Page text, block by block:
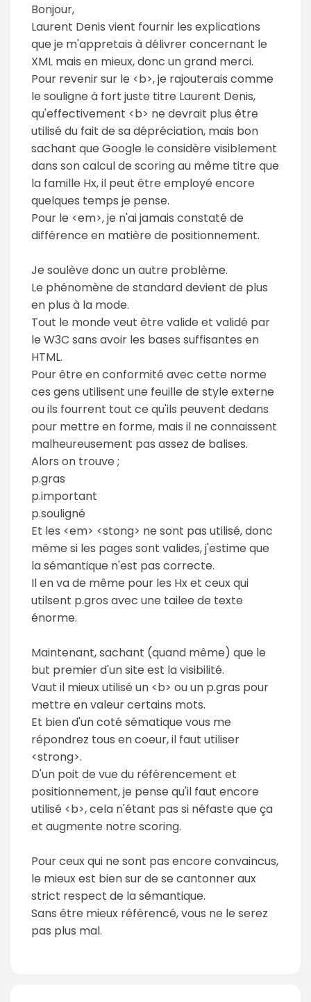
Bonjour,
Laurent Denis vient fournir les explications
que je m'appretais à délivrer concernant le
XML mais en mieux, donc un grand merci.
Pour revenir sur le <b>, je rajouterais comme
le souligne à fort juste titre Laurent Denis,
qu'effectivement <b> ne devrait plus être
utilisé du fait de sa dépréciation, mais bon
sachant que Google le considère visiblement
dans son calcul de scoring au même titre que
la famille Hx, il peut être employé encore
quelques temps je pense.
Pour le <em>, je n'ai jamais constaté de
différence en matière de positionnement.
Je soulève donc un autre problème.
Le phénomène de standard devient de plus
en plus à la mode.
Tout le monde veut être valide et validé par
le W3C sans avoir les bases suffisantes en
HTML.
Pour être en conformité avec cette norme
ces gens utilisent une feuille de style externe
ou ils fourrent tout ce qu'ils peuvent dedans
pour mettre en forme, mais il ne connaissent
malheureusement pas assez de balises.
Alors on trouve ;
p.gras
p.important
p.souligné
Et les <em> <stong> ne sont pas utilisé, donc
même si les pages sont valides, j'estime que
la sémantique n'est pas correcte.
Il en va de même pour les Hx et ceux qui
utilsent p.gros avec une tailee de texte
énorme.
Maintenant, sachant (quand même) que le
but premier d'un site est la visibilité.
Vaut il mieux utilisé un <b> ou un p.gras pour
mettre en valeur certains mots.
Et bien d'un coté sématique vous me
répondrez tous en coeur, il faut utiliser
<strong>.
D'un poit de vue du référencement et
positionnement, je pense qu'il faut encore
utilisé <b>, cela n'étant pas si néfaste que ça
et augmente notre scoring.
Pour ceux qui ne sont pas encore convaincus,
le mieux est bien sur de se cantonner aux
strict respect de la sémantique.
Sans être mieux référencé, vous ne le serez
pas plus mal.